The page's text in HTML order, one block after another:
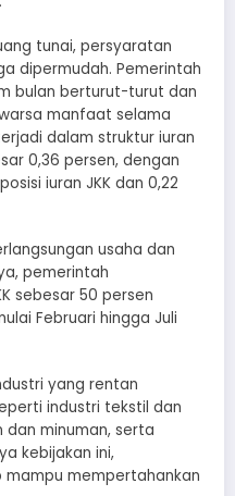
tunai, persyaratan
dipermudah. Pemerintah
bulan berturut-turut dan
manfaat selama
dalam struktur iuran
0,36 persen, dengan
iuran JKK dan 0,22
usaha dan
pemerintah
sebesar 50 persen
Februari hingga Juli
yang rentan
industri tekstil dan
dan minuman, serta
kebijakan ini,
mempertahankan